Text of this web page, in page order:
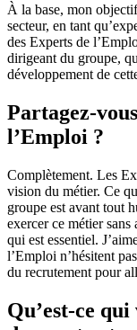
À la base, mon
secteur, en tant
des Experts de
dirigeant du groupe,
développement de
Partagez-
l’Emploi ?
Complètement. Les
vision du métier. Ce
groupe est avant tout
exercer ce métier
qui est essentiel.
l’Emploi n’hésitent
du recrutement pour
Qu’est-ce